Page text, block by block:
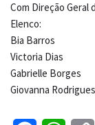
Com Direção Geral
Elenco:
Bia Barros
Victoria Dias
Gabrielle Borges
Giovanna Rodrigues